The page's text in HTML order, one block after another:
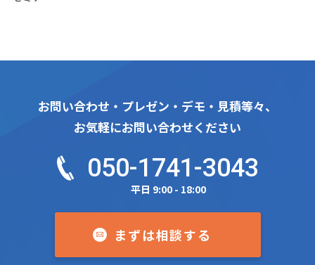
お問い合わせ・プレゼン・デモ・見積等々、
お気軽にお問い合わせください
050-1741-3043
平日 9:00 - 18:00
まずは相談する